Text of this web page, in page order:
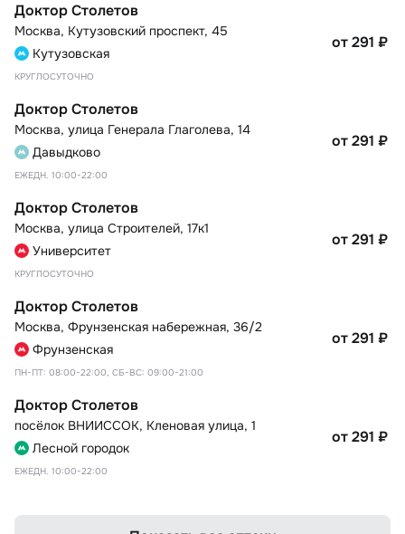
Доктор Столетов
Москва, Кутузовский проспект, 45
Кутузовская
КРУГЛОСУТОЧНО
от 291 ₽
Доктор Столетов
Москва, улица Генерала Глаголева, 14
Давыдково
ЕЖЕДН. 10:00-22:00
от 291 ₽
Доктор Столетов
Москва, улица Строителей, 17к1
Университет
КРУГЛОСУТОЧНО
от 291 ₽
Доктор Столетов
Москва, Фрунзенская набережная, 36/2
Фрунзенская
ПН-ПТ: 08:00-22:00, СБ-ВС: 09:00-21:00
от 291 ₽
Доктор Столетов
посёлок ВНИИССОК, Кленовая улица, 1
Лесной городок
ЕЖЕДН. 10:00-22:00
от 291 ₽